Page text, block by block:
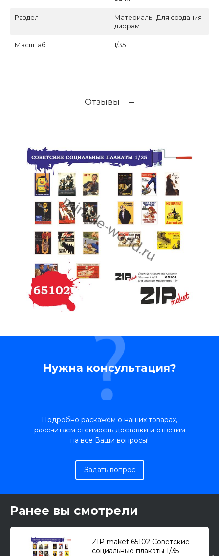
Раздел
Материалы. Для создания
диорам
Масштаб 1/35
Отзывы
Нужна консультация?
Подробно раскажем о наших товарах,
рассчитаем стоимость доставки и ответим
на все Ваши вопросы!
Задать вопрос
Ранее вы смотрели
ZIP maket 65102 Советские
социальные плакаты 1/35